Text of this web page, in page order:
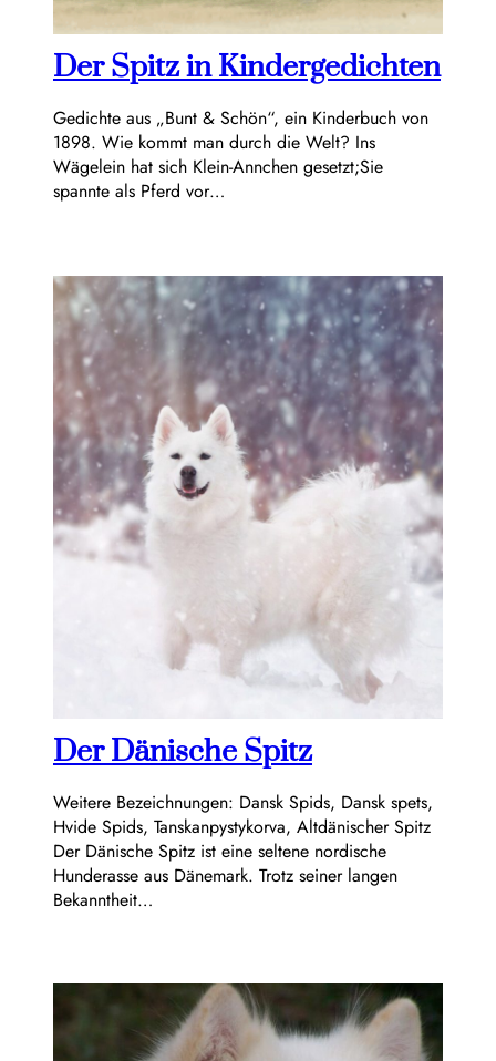
Der Spitz in Kindergedichten
Gedichte aus „Bunt & Schön“, ein Kinderbuch von
1898. Wie kommt man durch die Welt? Ins
Wägelein hat sich Klein-Annchen gesetzt;Sie
spannte als Pferd vor…
Der Dänische Spitz
Weitere Bezeichnungen: Dansk Spids, Dansk spets,
Hvide Spids, Tanskanpystykorva, Altdänischer Spitz
Der Dänische Spitz ist eine seltene nordische
Hunderasse aus Dänemark. Trotz seiner langen
Bekanntheit…